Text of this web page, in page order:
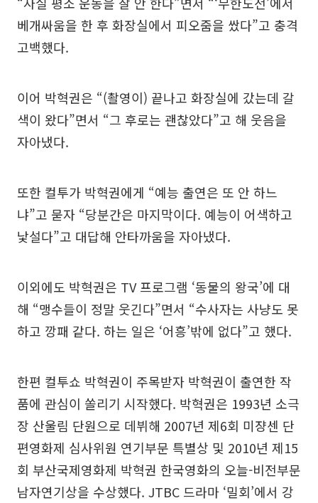
베개싸움을 한 후 화장실에서 피오줌을 쌌다”고 충격
고백했다.
이어 박혁권은 “(촬영이) 끝나고 화장실에 갔는데 갈
색이 왔다”면서 “그 후로는 괜찮았다”고 해 웃음을
자아냈다.
또한 컬투가 박혁권에게 “예능 출연은 또 안 하느
냐”고 묻자 “당분간은 마지막이다. 예능이 어색하고
낯설다”고 대답해 안타까움을 자아냈다.
이외에도 박혁권은 TV 프로그램 ‘동물의 왕국’에 대
해 “맹수들이 정말 웃긴다”면서 “수사자는 사냥도 못
하고 깡패 같다. 하는 일은 ‘어흥’밖에 없다”고 했다.
한편 컬투쇼 박혁권이 주목받자 박혁권이 출연한 작
품에 관심이 쏠리기 시작했다. 박혁권은 1993년 소극
장 산울림 단원으로 데뷔해 2007년 제6회 미쟝센 단
편영화제 심사위원 연기부문 특별상 및 2010년 제15
회 부산국제영화제 박혁권 한국영화의 오늘-비전부문
남자연기상을 수상했다. JTBC 드라마 ‘밀회’에서 강